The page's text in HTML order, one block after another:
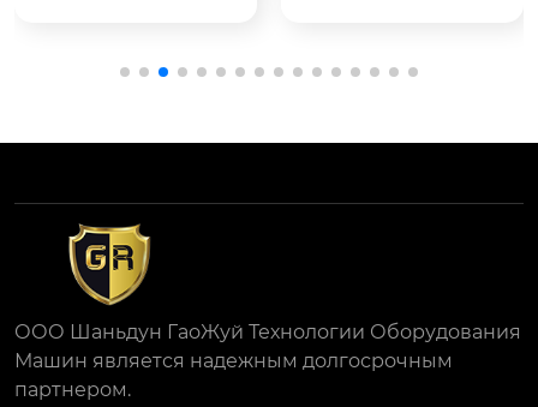
Номинальное рабоч
ее давление (Мпа)
72
Номинальное усили
е опор...
ООО Шаньдун ГаоЖуй Технологии Оборудования
Машин является надежным долгосрочным
партнером.